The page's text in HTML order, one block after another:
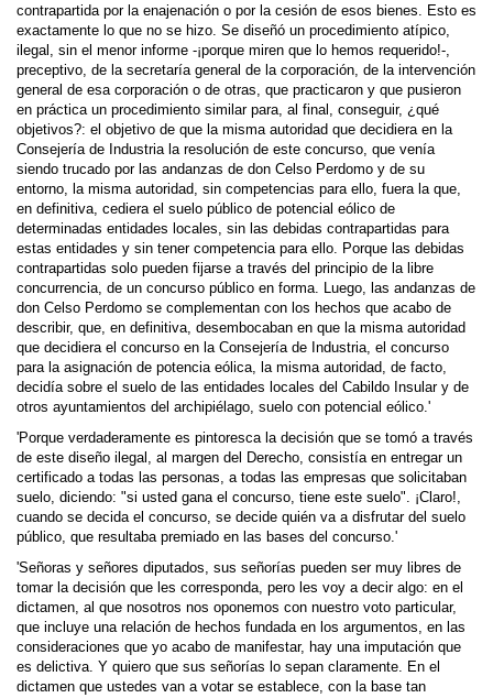
contrapartida por la enajenación o por la cesión de esos bienes. Esto es
exactamente lo que no se hizo. Se diseñó un procedimiento atípico,
ilegal, sin el menor informe -¡porque miren que lo hemos requerido!-,
preceptivo, de la secretaría general de la corporación, de la intervención
general de esa corporación o de otras, que practicaron y que pusieron
en práctica un procedimiento similar para, al final, conseguir, ¿qué
objetivos?: el objetivo de que la misma autoridad que decidiera en la
Consejería de Industria la resolución de este concurso, que venía
siendo trucado por las andanzas de don Celso Perdomo y de su
entorno, la misma autoridad, sin competencias para ello, fuera la que,
en definitiva, cediera el suelo público de potencial eólico de
determinadas entidades locales, sin las debidas contrapartidas para
estas entidades y sin tener competencia para ello. Porque las debidas
contrapartidas solo pueden fijarse a través del principio de la libre
concurrencia, de un concurso público en forma. Luego, las andanzas de
don Celso Perdomo se complementan con los hechos que acabo de
describir, que, en definitiva, desembocaban en que la misma autoridad
que decidiera el concurso en la Consejería de Industria, el concurso
para la asignación de potencia eólica, la misma autoridad, de facto,
decidía sobre el suelo de las entidades locales del Cabildo Insular y de
otros ayuntamientos del archipiélago, suelo con potencial eólico.'
'Porque verdaderamente es pintoresca la decisión que se tomó a través
de este diseño ilegal, al margen del Derecho, consistía en entregar un
certificado a todas las personas, a todas las empresas que solicitaban
suelo, diciendo: "si usted gana el concurso, tiene este suelo". ¡Claro!,
cuando se decida el concurso, se decide quién va a disfrutar del suelo
público, que resultaba premiado en las bases del concurso.'
'Señoras y señores diputados, sus señorías pueden ser muy libres de
tomar la decisión que les corresponda, pero les voy a decir algo: en el
dictamen, al que nosotros nos oponemos con nuestro voto particular,
que incluye una relación de hechos fundada en los argumentos, en las
consideraciones que yo acabo de manifestar, hay una imputación que
es delictiva. Y quiero que sus señorías lo sepan claramente. En el
dictamen que ustedes van a votar se establece, con la base tan